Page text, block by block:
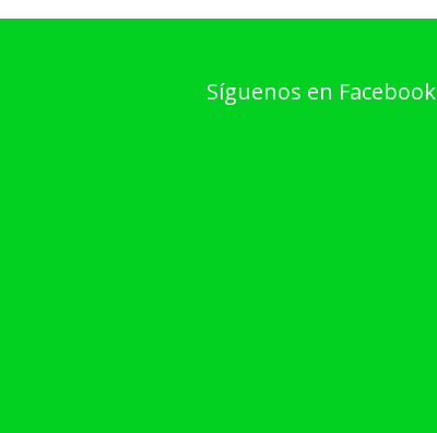
Síguenos en Facebook